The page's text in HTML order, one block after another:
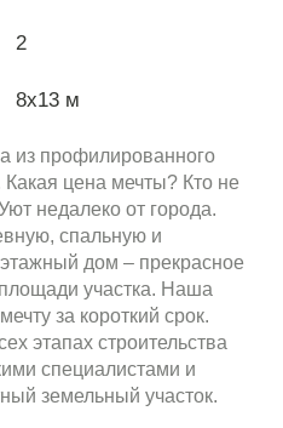
2
8x13 м
из профилированного
цена мечты? Кто не
недалеко от города.
спальную и
дом – прекрасное
участка. Наша
за короткий срок.
этапах строительства
специалистами и
земельный участок.